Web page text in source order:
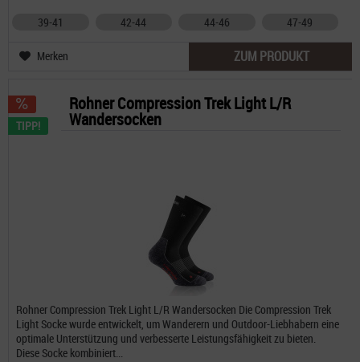
39-41 42-44 44-46 47-49
Merken ZUM PRODUKT
TIPP!
Rohner Compression Trek Light L/R Wandersocken Die Compression Trek
Light Socke wurde entwickelt, um Wanderern und Outdoor-Liebhabern eine
optimale Unterstützung und verbesserte Leistungsfähigkeit zu bieten.
Diese Socke kombiniert...
Rohner Compression Trek Light L/R
Wandersocken